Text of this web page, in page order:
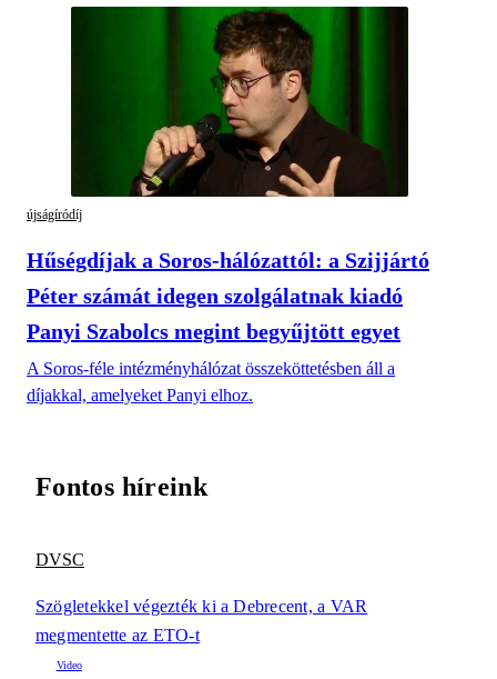
újságíródíj
Hűségdíjak a Soros-hálózattól: a Szijjártó
Péter számát idegen szolgálatnak kiadó
Panyi Szabolcs megint begyűjtött egyet
A Soros-féle intézményhálózat összeköttetésben áll a
díjakkal, amelyeket Panyi elhoz.
Fontos híreink
DVSC
Szögletekkel végezték ki a Debrecent, a VAR
megmentette az ETO-t